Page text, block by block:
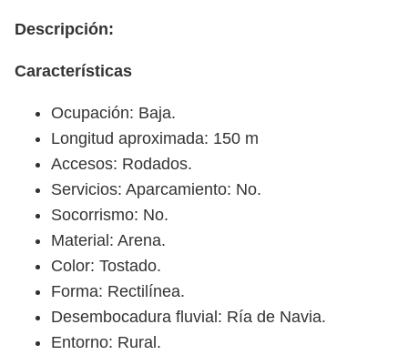
Descripción:
Características
Ocupación: Baja.
Longitud aproximada: 150 m
Accesos: Rodados.
Servicios: Aparcamiento: No.
Socorrismo: No.
Material: Arena.
Color: Tostado.
Forma: Rectilínea.
Desembocadura fluvial: Ría de Navia.
Entorno: Rural.